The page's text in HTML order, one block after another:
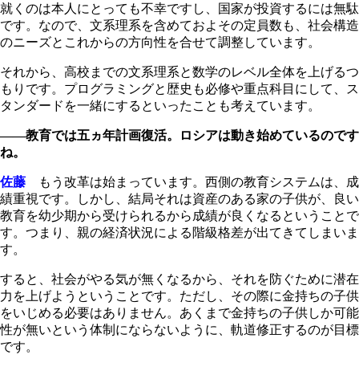
就くのは本人にとっても不幸ですし、国家が投資するには無駄
です。なので、文系理系を含めておよその定員数も、社会構造
のニーズとこれからの方向性を合せて調整しています。
それから、高校までの文系理系と数学のレベル全体を上げるつ
もりです。プログラミングと歴史も必修や重点科目にして、ス
タンダードを一緒にするといったことも考えています。
――教育では五ヵ年計画復活。ロシアは動き始めているのです
ね。
佐藤 もう改革は始まっています。西側の教育システムは、成
績重視です。しかし、結局それは資産のある家の子供が、良い
教育を幼少期から受けられるから成績が良くなるということで
す。つまり、親の経済状況による階級格差が出てきてしまいま
す。
すると、社会がやる気が無くなるから、それを防ぐために潜在
力を上げようということです。ただし、その際に金持ちの子供
をいじめる必要はありません。あくまで金持ちの子供しか可能
性が無いという体制にならないように、軌道修正するのが目標
です。